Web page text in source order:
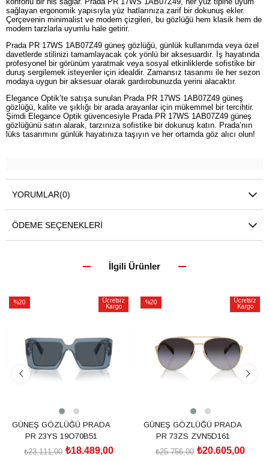
sağlayan ergonomik yapısıyla yüz hatlarınıza zarif bir dokunuş ekler.
Çerçevenin minimalist ve modern çizgileri, bu gözlüğü hem klasik hem de
modern tarzlarla uyumlu hale getirir.
Prada PR 17WS 1AB07Z49 güneş gözlüğü, günlük kullanımda veya özel
davetlerde stilinizi tamamlayacak çok yönlü bir aksesuardır. İş hayatında
profesyonel bir görünüm yaratmak veya sosyal etkinliklerde sofistike bir
duruş sergilemek isteyenler için idealdir. Zamansız tasarımı ile her sezon
modaya uygun bir aksesuar olarak gardırobunuzda yerini alacaktır.
Elegance Optik’te satışa sunulan Prada PR 17WS 1AB07Z49 güneş
gözlüğü, kalite ve şıklığı bir arada arayanlar için mükemmel bir tercihtir.
Şimdi Elegance Optik güvencesiyle Prada PR 17WS 1AB07Z49 güneş
gözlüğünü satın alarak, tarzınıza sofistike bir dokunuş katın. Prada’nın
lüks tasarımını günlük hayatınıza taşıyın ve her ortamda göz alıcı olun!
YORUMLAR(0)
ÖDEME SEÇENEKLERI
İlgili Ürünler
%20
Ücretsiz
Kargo
GÜNEŞ GÖZLÜĞÜ PRADA
PR 23YS 19O70B51
₺18.489,00
₺23.111,00
%20
Ücretsiz
Kargo
GÜNEŞ GÖZLÜĞÜ PRADA
PR 73ZS ZVN5D161
₺20.605,00
₺25.756,00